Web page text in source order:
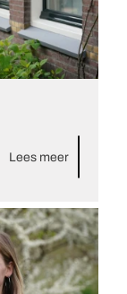
Lees meer